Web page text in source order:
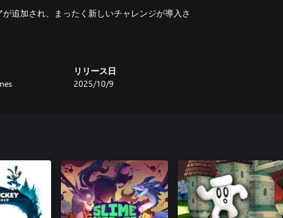
追加され、まったく新しいチャレンジが導入さ
えられました。全てのレベルのコレクションアイ
になりました！
ォーム体験を実現しました。新しいカメラ機能
ことができます。
、ビデオゲームヒーローになりましょう！
能な手下たちが苦労して稼いだコインをあちこち
を集め、ゲーム業界で最も愛される自我を持った
ウスの数々のミニチャレンジのひとつに挑戦しま
リリース日
2025/10/9